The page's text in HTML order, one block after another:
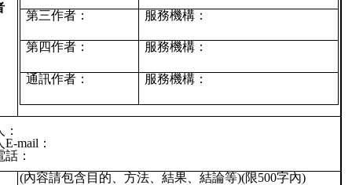
第三作者： 服務機構：
第四作者： 服務機構：
通訊作者： 服務機構：
mail：
：
(內容請包含目的、方法、結果、結論等)(限500字內)